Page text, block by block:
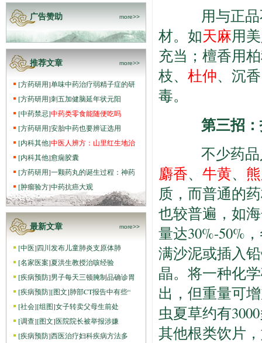
广告赞助 more>>
推荐文章 more>>
[方药研用]单味中药治疗弱精子症的研
[方药研用]刺五加健脑延年状元阳
[中药禁忌]中药类零食能随便吃吗
[方药研用]安胎中药也要辨证选用
[内科其他]中医人辨方：山里红生地治
[内科其他]愈痫胶囊
[方药研用]一颗药丸的诞生过程：神药
[肿瘤验方]中药抗癌大观
最新文章 more>>
[中医]四川发布儿童肺炎支原体肺
[名家医案]夏洪生教授治咳经验
[疾病预防]男子每天三顿腌制品确诊胃
[疾病预防][图文]肺部CT报告中有些“
[社会][组图]女子转卖父母生前处
[调查][图文]医院院长被举报涉嫌
[疾病预防]西医治疗妇科疾病方法多
用与正品
材。如天麻用
充当；檀香用
枝、 杜仲、沉
毒。
第三招
不少药品
麝香、 牛黄、
质，而普通的
也较普遍，如
量达30%-50%
满沙泥或插入
晶。将一种化
出，但重量可
虫夏草约有
其他根类饮片